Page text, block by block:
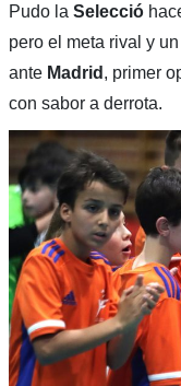
Pudo la Selecció
pero el meta rival y
ante Madrid , primer
con sabor a derrota.